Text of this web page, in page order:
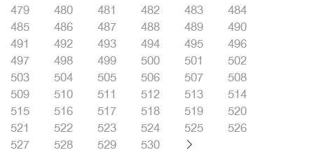
479
480 481 482 483
484
485
486 487 488 489
490
491
492 493 494 495
496
497
498 499 500 501
502
503
504 505 506 507
508
509
510 511 512 513
514
515
516 517 518 519
520
521
522 523 524 525
526
527
528 529 530